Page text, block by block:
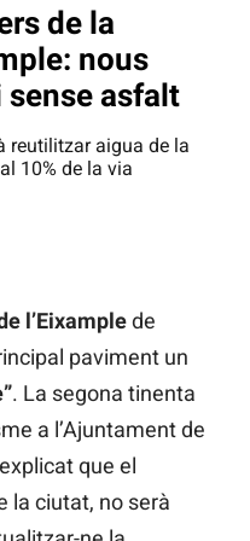
de la
nous
sense asfalt
reutilitzar aigua de la
10% de la via
l’Eixamplede
paviment un
. La segona tinenta
a l’Ajuntament de
que el
la ciutat, no serà